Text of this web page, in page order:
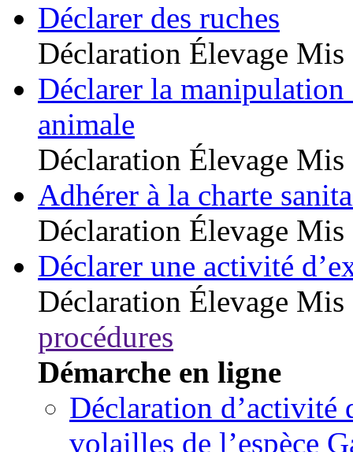
Déclarer des ruches
Déclaration Élevage Mis
Déclarer la manipulation
animale
Déclaration Élevage Mis
Adhérer à la charte
Déclaration Élevage Mis
Déclarer une activité
Déclaration Élevage Mis
procédures
Démarche en ligne
Déclaration d’activité
volailles de l’espèce